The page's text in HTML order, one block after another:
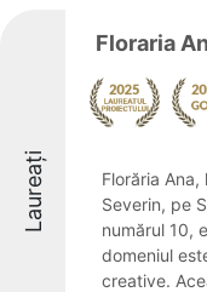
Laureați
Floraria
Florăria
Severin, pe
numărul 10,
domeniul
creative.